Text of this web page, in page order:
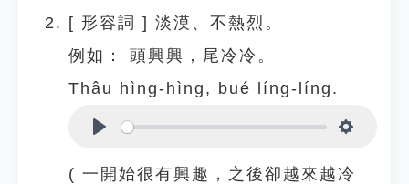
[ 形容詞 ] 淡漠、不熱烈。
例如：
頭興興，尾冷冷。
Thâu hìng-hìng, bué líng-líng.
( 一開始很有興趣，之後卻越來越冷